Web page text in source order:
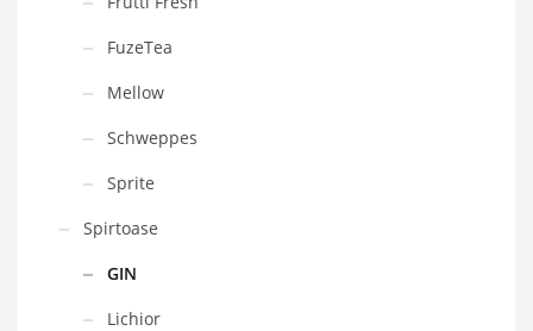
FuzeTea
Mellow
Schweppes
Sprite
Spirtoase
GIN
Lichior